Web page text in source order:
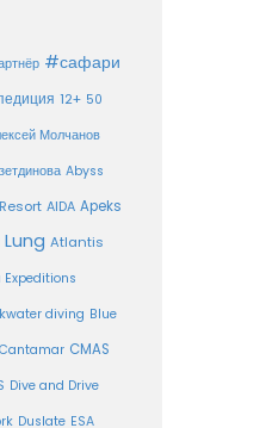
#сафари
12+ 50
Молчанов
Abyss
AIDA Apeks
Atlantis
Expeditions
diving Blue
CMAS
Dive and Drive
Duslate ESA